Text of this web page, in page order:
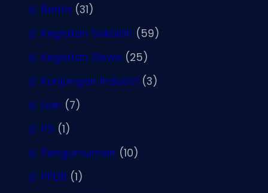
Berita (31)
Kegiatan Sekolah (59)
Kegiatan Siswa (25)
Kunjungan Industri (3)
Lain (7)
P5 (1)
Pengumuman (10)
PPDB (1)